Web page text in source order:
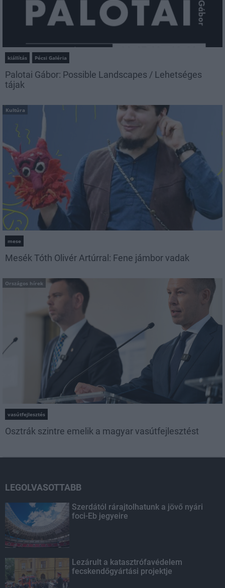
kiállítás Pécsi Galéria
Palotai Gábor: Possible Landscapes / Lehetséges
tájak
Kultúra
mese
Mesék Tóth Olivér Artúrral: Fene jámbor vadak
Országos hírek
vasútfejlesztés
Osztrák szintre emelik a magyar vasútfejlesztést
LEGOLVASOTTABB
Szerdától rárajtolhatunk a jövő nyári
foci-Eb jegyeire
Lezárult a katasztrófavédelem
fecskendőgyártási projektje